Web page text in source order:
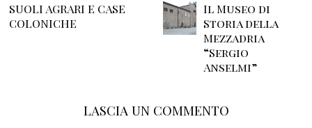
SUOLI AGRARI E CASE
COLONICHE
Il Museo di
Storia della
Mezzadria
“Sergio
Anselmi”
LASCIA UN COMMENTO